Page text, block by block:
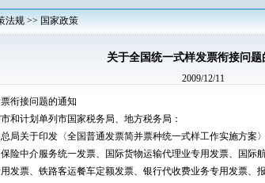
法规 >> 国家政策
关于全国统一式样发票衔接问题
2009/12/11
衔接问题的通知
和计划单列市国家税务局、地方税务局：
关于印发〈全国普通发票简并票种统一式样工作实施方案
险中介服务统一发票、国际货物运输代理业专用发票、国际
发票、铁路客运餐车定额发票、银行代收费业务专用发票、